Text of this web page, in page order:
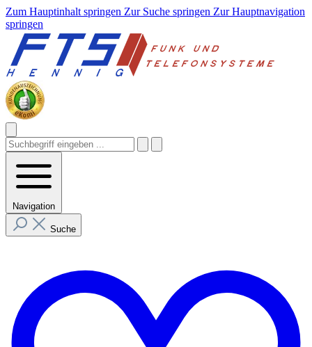
Zum Hauptinhalt springen Zur Suche springen Zur Hauptnavigation
springen
Navigation
Suche